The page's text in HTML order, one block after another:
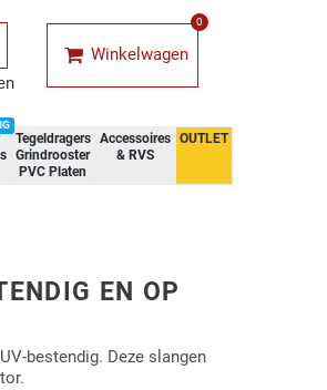
Winkelwagen
0
Tegeldragers
Grindrooster
PVC Platen
Accessoires
& RVS
OUTLET
EN OP
bestendig. Deze slangen